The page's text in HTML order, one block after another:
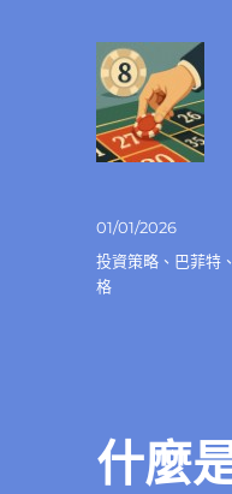
發
佈
日
01/01/2026
分
類
投資策略 、 巴菲特
格
什麼